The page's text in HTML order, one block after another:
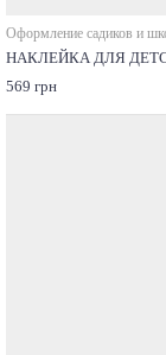
Оформление садиков и
НАКЛЕЙКА ДЛЯ
569 грн